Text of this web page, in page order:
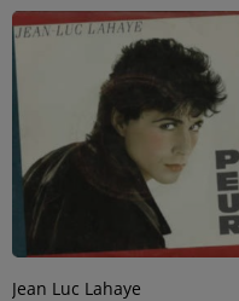
PUBLICITÉS
CINÉMA
Se connecter
Jean Luc Lahaye